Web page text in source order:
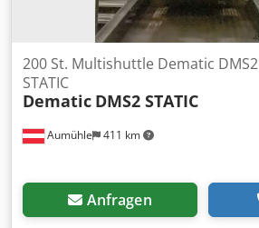
Aumühle 411 km
200 St. Multishuttle Dematic DMS2
STATIC
Dematic DMS2 STATIC
Anfragen